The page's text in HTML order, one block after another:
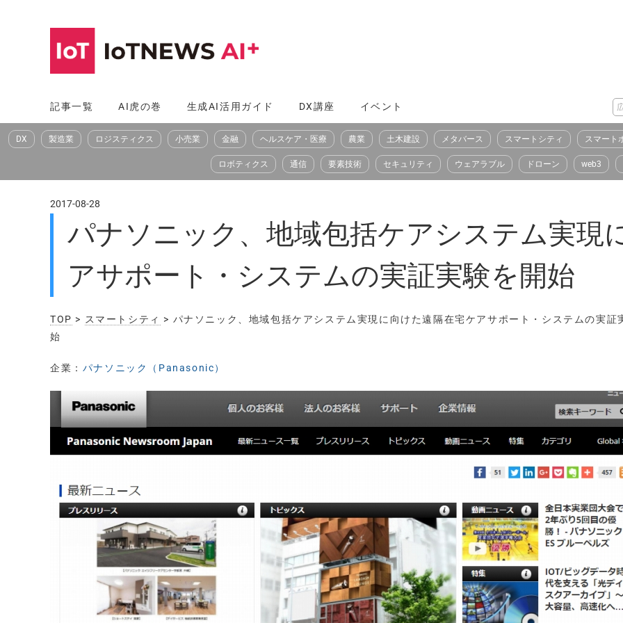
へ
ス
記事一覧 AI虎の巻 生成AI活用ガイド DX講座 イベント
DX 製造業 ロジスティクス 小売業 金融 ヘルスケア・医療 農業 土木建設 メタバース スマートシティ スマート
ロボティクス 通信 要素技術 セキュリティ ウェアラブル ドローン web3
2017-08-28
パナソニック、地域包括ケアシステム実現
アサポート・システムの実証実験を開始
TOP > スマートシティ
> パナソニック、地域包括ケアシステム実現に向けた遠隔在宅ケアサポート・システムの実証
始
企業： パナソニック（Panasonic）